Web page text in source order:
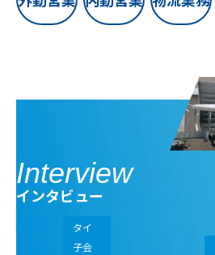
Interview
インタビュー
タイ
子会